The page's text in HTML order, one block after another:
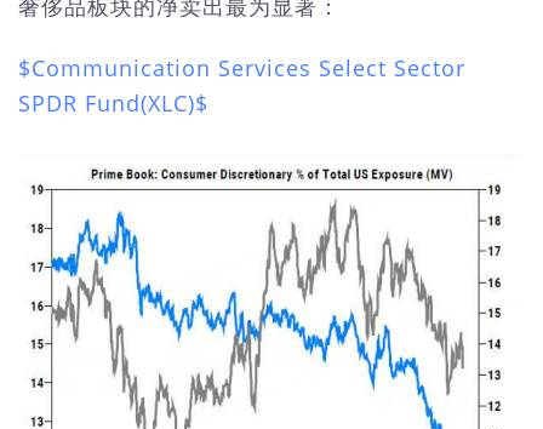
$Communication Services Select Sector
SPDR Fund(XLC)$